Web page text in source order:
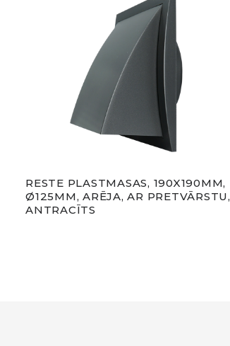
RESTE PLASTMASAS, 190X190MM,
Ø125MM, ARĒJA, AR PRETVĀRSTU,
ANTRACĪTS